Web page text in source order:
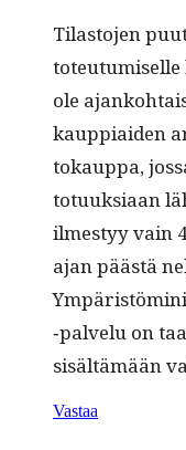
Tilas­to­jen
ole
kaup­pi­aiden
tokaup­pa,
totuuk­si­aan
ilmestyy vain
ajan päästä
‑palvelu on
sisältämään
Vastaa